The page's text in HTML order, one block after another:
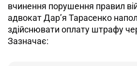
вчинення порушення правил
адвокат Дар’я Тарасенко
здійснювати оплату штрафу
Зазначає: